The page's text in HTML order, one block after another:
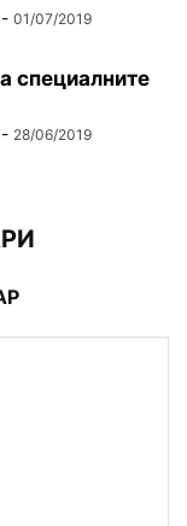
- 01/07/2019
специалните
- 28/06/2019